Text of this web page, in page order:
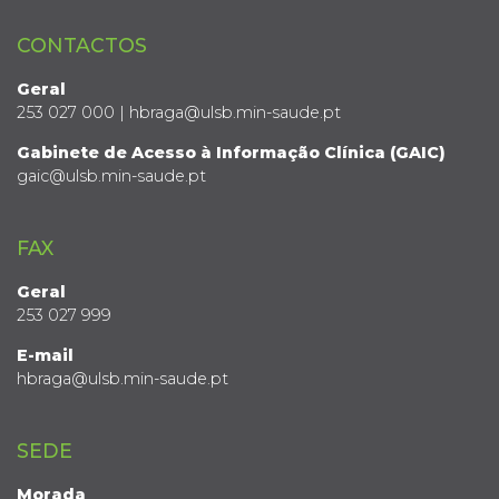
CONTACTOS
Geral
253 027 000 | hbraga@ulsb.min-saude.pt
Gabinete de Acesso à Informação Clínica (GAIC)
gaic@ulsb.min-saude.pt
FAX
Geral
253 027 999
E-mail
hbraga@ulsb.min-saude.pt
SEDE
Morada